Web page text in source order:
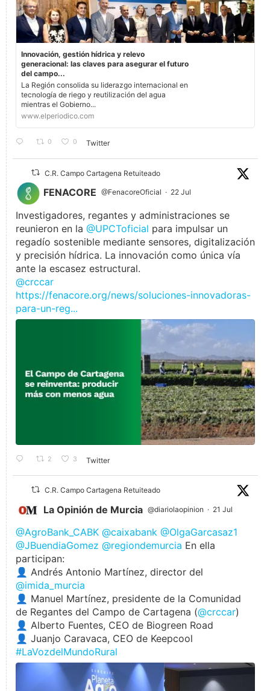
Innovación, gestión hídrica y relevo
generacional: las claves para asegurar el futuro
del campo...
La Región consolida su liderazgo internacional en
tecnología de riego y reutilización del agua
mientras el Gobierno...
www.elperiodico.com
0 0 Twitter
C.R. Campo Cartagena Retuiteado
FENACORE @FenacoreOficial · 22 Jul
Investigadores, regantes y administraciones se
reunieron en la @UPCToficial para impulsar un
regadío sostenible mediante sensores, digitalización
y precisión hídrica. La innovación como única vía
ante la escasez estructural.
@crccar
https://fenacore.org/news/soluciones-innovadoras-
para-un-reg...
2 3 Twitter
C.R. Campo Cartagena Retuiteado
La Opinión de Murcia @diariolaopinion · 21 Jul
@AgroBank_CABK @caixabank @OlgaGarcasaz1
@JBuendiaGomez @regiondemurcia En ella
participan:
👤 Andrés Antonio Martínez, director del
@imida_murcia
👤 Manuel Martínez, presidente de la Comunidad
de Regantes del Campo de Cartagena (@crccar)
👤 Alberto Fuentes, CEO de Biogreen Road
👤 Juanjo Caravaca, CEO de Keepcool
#LaVozdelMundoRural